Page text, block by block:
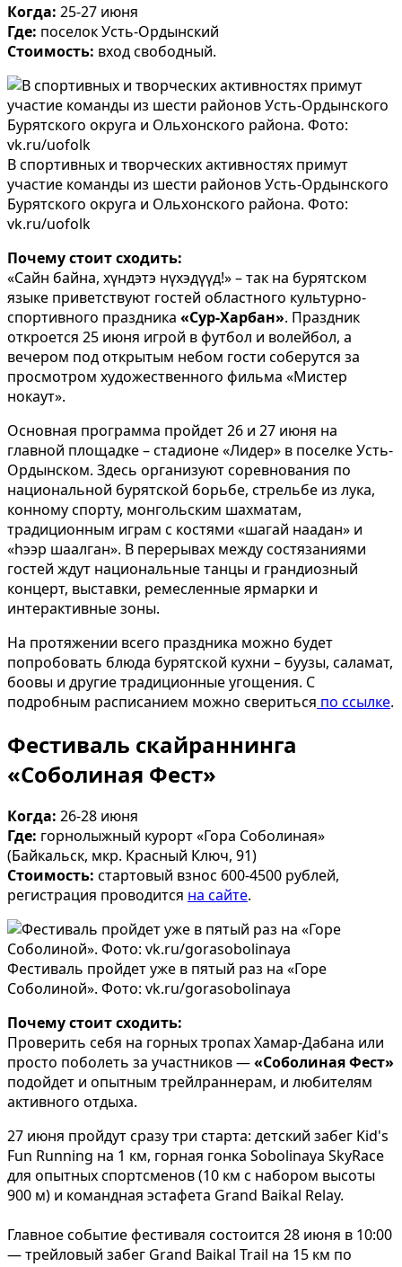
Когда: 25-27 июня
Где: поселок Усть-Ордынский
Стоимость: вход свободный.
В спортивных и творческих активностях примут
участие команды из шести районов Усть-Ордынского
Бурятского округа и Ольхонского района. Фото:
vk.ru/uofolk
Почему стоит сходить:
«Сайн байна, хүндэтэ нүхэдүүд!» – так на бурятском
языке приветствуют гостей областного культурно-
спортивного праздника «Сур-Харбан». Праздник
откроется 25 июня игрой в футбол и волейбол, а
вечером под открытым небом гости соберутся за
просмотром художественного фильма «Мистер
нокаут».
Основная программа пройдет 26 и 27 июня на
главной площадке – стадионе «Лидер» в поселке Усть-
Ордынском. Здесь организуют соревнования по
национальной бурятской борьбе, стрельбе из лука,
конному спорту, монгольским шахматам,
традиционным играм с костями «шагай наадан» и
«һээр шаалган». В перерывах между состязаниями
гостей ждут национальные танцы и грандиозный
концерт, выставки, ремесленные ярмарки и
интерактивные зоны.
На протяжении всего праздника можно будет
попробовать блюда бурятской кухни – буузы, саламат,
боовы и другие традиционные угощения. С
подробным расписанием можно свериться по ссылке.
Фестиваль скайраннинга
«Соболиная Фест»
Когда: 26-28 июня
Где: горнолыжный курорт «Гора Соболиная»
(Байкальск, мкр. Красный Ключ, 91)
Стоимость: стартовый взнос 600-4500 рублей,
регистрация проводится на сайте.
Фестиваль пройдет уже в пятый раз на «Горе
Соболиной». Фото: vk.ru/gorasobolinaya
Почему стоит сходить:
Проверить себя на горных тропах Хамар-Дабана или
просто поболеть за участников —«Соболиная Фест»
подойдет и опытным трейлраннерам, и любителям
активного отдыха.
27 июня пройдут сразу три старта: детский забег Kid's
Fun Running на 1 км, горная гонка Sobolinaya SkyRace
для опытных спортсменов (10 км с набором высоты
900 м) и командная эстафета Grand Baikal Relay.
Главное событие фестиваля состоится 28 июня в 10:00
— трейловый забег Grand Baikal Trail на 15 км по